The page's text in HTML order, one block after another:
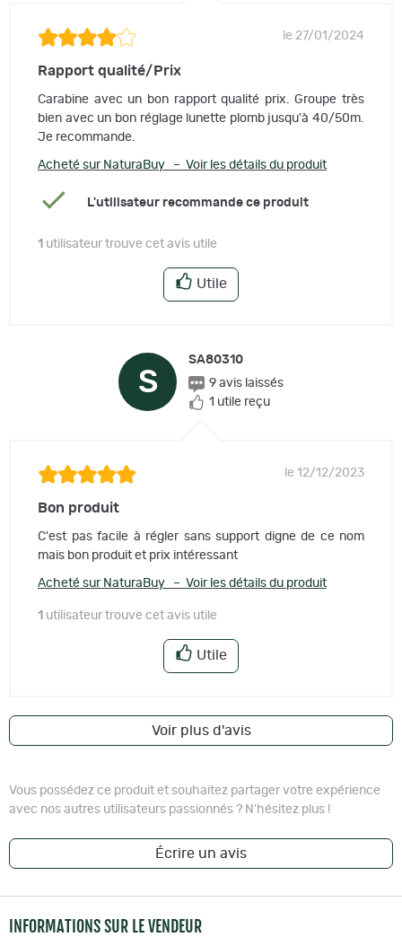
le 27/01/2024
Rapport qualité/Prix
Carabine avec un bon rapport qualité prix. Groupe très
bien avec un bon réglage lunette plomb jusqu'à 40/50m.
Je recommande.
Acheté sur NaturaBuy – Voir les détails du produit
L'utilisateur recommande ce produit
1 utilisateur trouve cet avis utile
Utile
S
SA80310
9 avis laissés
1 utile reçu
le 12/12/2023
Bon produit
C'est pas facile à régler sans support digne de ce nom
mais bon produit et prix intéressant
Acheté sur NaturaBuy – Voir les détails du produit
1 utilisateur trouve cet avis utile
Utile
Voir plus d'avis
Vous possédez ce produit et souhaitez partager votre expérience
avec nos autres utilisateurs passionnés ? N'hésitez plus !
Écrire un avis
INFORMATIONS SUR LE VENDEUR